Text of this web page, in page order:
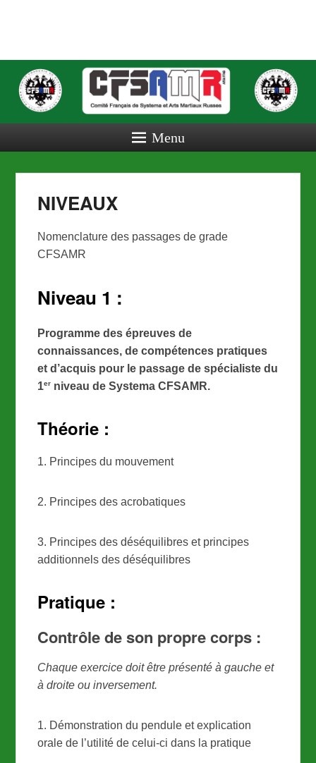
FRANCAIS
DE
SYSTEMA
ET ARTS
Menu
NIVEAUX
Nomenclature des passages de grade
CFSAMR
Niveau 1 :
Programme des épreuves de
connaissances, de compétences pratiques
et d’acquis pour le passage de spécialiste du
1er niveau de Systema CFSAMR.
Théorie :
1. Principes du mouvement
2. Principes des acrobatiques
3. Principes des déséquilibres et principes
additionnels des déséquilibres
Pratique :
Contrôle de son propre corps :
Chaque exercice doit être présenté à gauche et
à droite ou inversement.
1. Démonstration du pendule et explication
orale de l’utilité de celui-ci dans la pratique